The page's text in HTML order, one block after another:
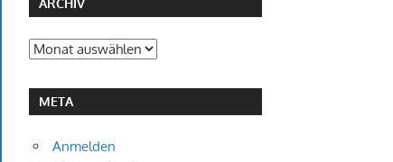
ARCHIV
Archiv
META
Anmelden